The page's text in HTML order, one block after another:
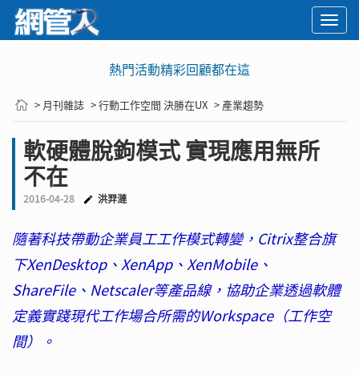
熱門活動精彩回顧都在這
> 月刊雜誌 > 行動工作空間 決勝在UX > 產業趨勢
軟硬體脫鉤模式 實現應用無所
不在
2016-04-28 洪羿漣
隨著科技帶動企業員工工作模式轉變，Citrix整合旗
下XenDesktop、XenApp、XenMobile、
ShareFile、Netscaler等產品線，協助企業透過軟體
定義實踐現代工作場合所需的Workspace（工作空
間）。